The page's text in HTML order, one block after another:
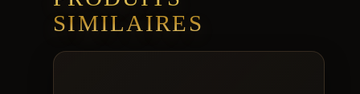
SIMILAIRES